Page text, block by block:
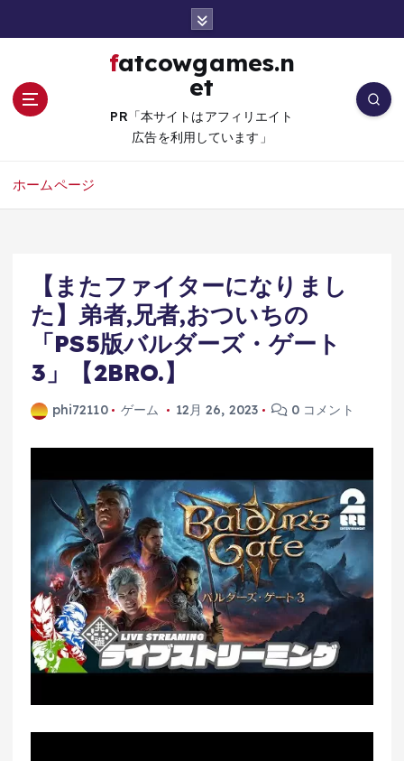
fatcowgames.n
et
PR「本サイトはアフィリエイト
広告を利用しています」
ホームページ
【またファイターになりまし
た】弟者,兄者,おついちの
「PS5版バルダーズ・ゲート
3」【2BRO.】
phi72110 ゲーム 12月 26, 2023 0 コメント